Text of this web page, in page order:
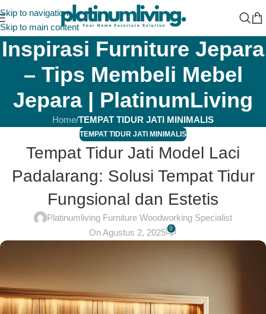
Skip to navigation
Skip to main content
Inspirasi Furniture Jepara
– Tips Membeli Mebel
Jepara | PlatinumLiving
Home/TEMPAT TIDUR JATI MINIMALIS
TEMPAT TIDUR JATI MINIMALIS
Tempat Tidur Jati Model Laci
Padalarang: Solusi Tempat Tidur
Fungsional dan Estetis
Platinumliving Furniture Woodworking Specialist
On Agustus 2, 2025
0